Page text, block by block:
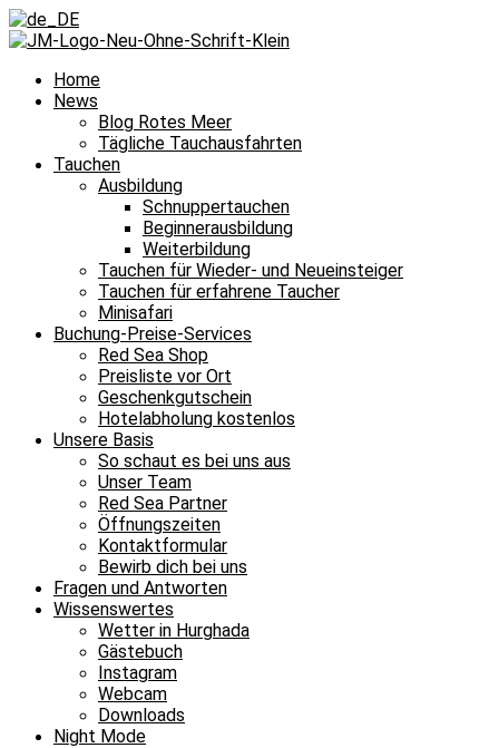
Home
News
Blog Rotes Meer
Tägliche Tauchausfahrten
Tauchen
Ausbildung
Schnuppertauchen
Beginnerausbildung
Weiterbildung
Tauchen für Wieder- und Neueinsteiger
Tauchen für erfahrene Taucher
Minisafari
Buchung-Preise-Services
Red Sea Shop
Preisliste vor Ort
Geschenkgutschein
Hotelabholung kostenlos
Unsere Basis
So schaut es bei uns aus
Unser Team
Red Sea Partner
Öffnungszeiten
Kontaktformular
Bewirb dich bei uns
Fragen und Antworten
Wissenswertes
Wetter in Hurghada
Gästebuch
Instagram
Webcam
Downloads
Night Mode